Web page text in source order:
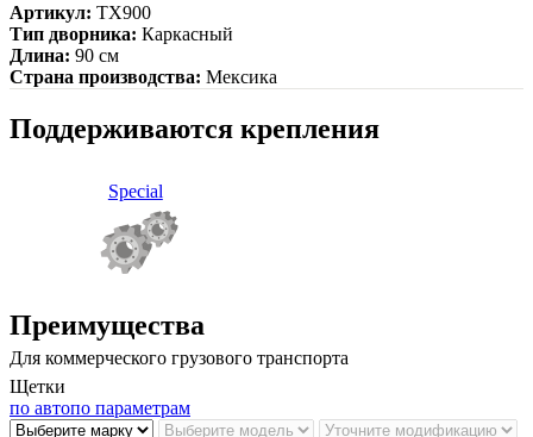
Артикул: TX900
Тип дворника: Каркасный
Длина: 90 см
Страна производства: Мексика
Поддерживаются крепления
Special
Преимущества
Для коммерческого грузового транспорта
Щетки
по автопо параметрам